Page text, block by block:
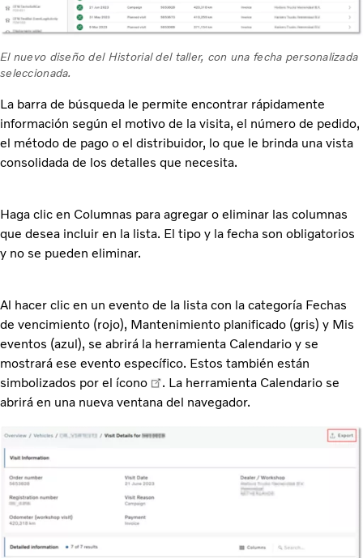
El nuevo diseño del Historial del taller, con una fecha personalizada
seleccionada.
La barra de búsqueda le permite encontrar rápidamente
información según el motivo de la visita, el número de pedido,
el método de pago o el distribuidor, lo que le brinda una vista
consolidada de los detalles que necesita.
Haga clic en Columnas para agregar o eliminar las columnas
que desea incluir en la lista. El tipo y la fecha son obligatorios
y no se pueden eliminar.
Al hacer clic en un evento de la lista con la categoría Fechas
de vencimiento (rojo), Mantenimiento planificado (gris) y Mis
eventos (azul), se abrirá la herramienta Calendario y se
mostrará ese evento específico. Estos también están
simbolizados por el ícono
. La herramienta Calendario se
abrirá en una nueva ventana del navegador.